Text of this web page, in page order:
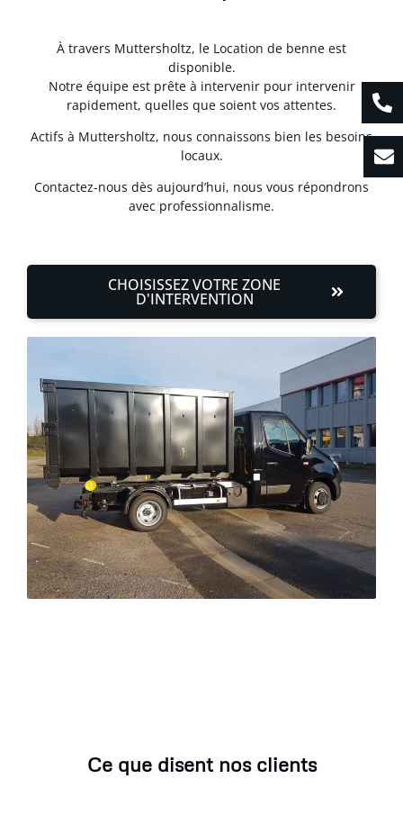
À travers Muttersholtz, le Location de benne est
disponible.
Notre équipe est prête à intervenir pour intervenir
rapidement, quelles que soient vos attentes.
Actifs à Muttersholtz, nous connaissons bien les besoins
locaux.
Contactez-nous dès aujourd’hui, nous vous répondrons
avec professionnalisme.
CHOISISSEZ VOTRE ZONE
D'INTERVENTION
Ce que disent nos clients